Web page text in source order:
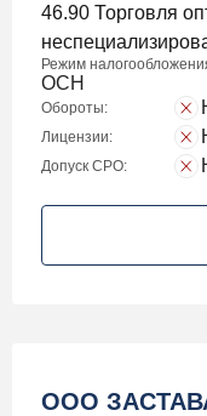
46.90 Торговля
Режим
ОСН
Обороты:
Лицензии:
Допуск СРО:
ООО